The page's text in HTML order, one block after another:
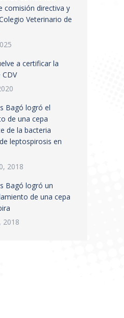
comisión directiva y
Veterinario de
a certificar la
Bagó logró el
de una cepa
de la bacteria
leptospirosis en
2018
Bagó logró un
de una cepa
2018